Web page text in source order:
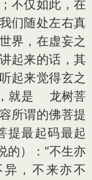
不仅如此，在
们随处左右真
界，在虚妄之
起来的话，其
起来觉得玄之
，就是 龙树菩
所谓的佛菩提
提最起码最起
的）：“不生亦
，不来亦不